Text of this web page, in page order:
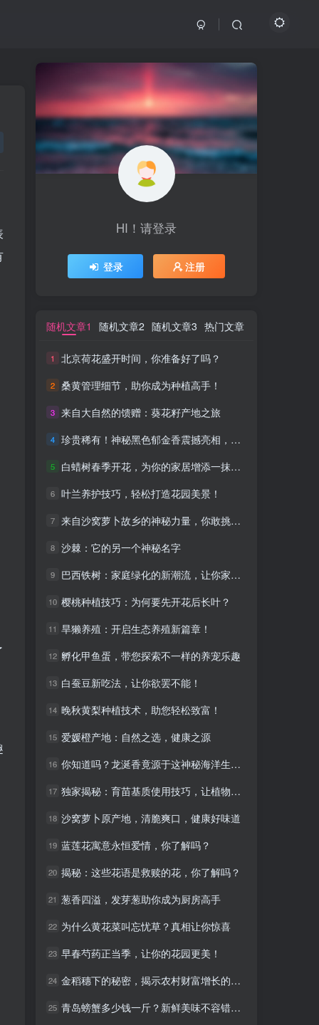
HI！请登录
登录 注册
随机文章1 随机文章2 随机文章3 热门文章
1 北京荷花盛开时间，你准备好了吗？
2 桑黄管理细节，助你成为种植高手！
3 来自大自然的馈赠：葵花籽产地之旅
4 珍贵稀有！神秘黑色郁金香震撼亮相，你见过吗？
5 白蜡树春季开花，为你的家居增添一抹温馨
6 叶兰养护技巧，轻松打造花园美景！
7 来自沙窝萝卜故乡的神秘力量，你敢挑战正宗口味吗？
8 沙棘：它的另一个神秘名字
9 巴西铁树：家庭绿化的新潮流，让你家焕然一新
10 樱桃种植技巧：为何要先开花后长叶？
11 旱獭养殖：开启生态养殖新篇章！
12 孵化甲鱼蛋，带您探索不一样的养宠乐趣
13 白蚕豆新吃法，让你欲罢不能！
14 晚秋黄梨种植技术，助您轻松致富！
15 爱媛橙产地：自然之选，健康之源
16 你知道吗？龙涎香竟源于这神秘海洋生物！
17 独家揭秘：育苗基质使用技巧，让植物生长更旺盛！
18 沙窝萝卜原产地，清脆爽口，健康好味道
19 蓝莲花寓意永恒爱情，你了解吗？
20 揭秘：这些花语是救赎的花，你了解吗？
21 葱香四溢，发芽葱助你成为厨房高手
22 为什么黄花菜叫忘忧草？真相让你惊喜
23 早春芍药正当季，让你的花园更美！
24 金稻穗下的秘密，揭示农村财富增长的奥秘！
25 青岛螃蟹多少钱一斤？新鲜美味不容错过！
HI！请登录
登录 注册
随机文章1 随机文章2 随机文章3 热门文章
1 北京荷花盛开时间，你准备好了吗？
2 桑黄管理细节，助你成为种植高手！
3 来自大自然的馈赠：葵花籽产地之旅
4 珍贵稀有！神秘黑色郁金香震撼亮相，你见过吗？
5 白蜡树春季开花，为你的家居增添一抹温馨
6 叶兰养护技巧，轻松打造花园美景！
7 来自沙窝萝卜故乡的神秘力量，你敢挑战正宗口味吗？
8 沙棘：它的另一个神秘名字
9 巴西铁树：家庭绿化的新潮流，让你家焕然一新
10 樱桃种植技巧：为何要先开花后长叶？
11 旱獭养殖：开启生态养殖新篇章！
12 孵化甲鱼蛋，带您探索不一样的养宠乐趣
13 白蚕豆新吃法，让你欲罢不能！
14 晚秋黄梨种植技术，助您轻松致富！
15 爱媛橙产地：自然之选，健康之源
16 你知道吗？龙涎香竟源于这神秘海洋生物！
17 独家揭秘：育苗基质使用技巧，让植物生长更旺盛！
18 沙窝萝卜原产地，清脆爽口，健康好味道
19 蓝莲花寓意永恒爱情，你了解吗？
20 揭秘：这些花语是救赎的花，你了解吗？
21 葱香四溢，发芽葱助你成为厨房高手
22 为什么黄花菜叫忘忧草？真相让你惊喜
23 早春芍药正当季，让你的花园更美！
24 金稻穗下的秘密，揭示农村财富增长的奥秘！
25 青岛螃蟹多少钱一斤？新鲜美味不容错过！